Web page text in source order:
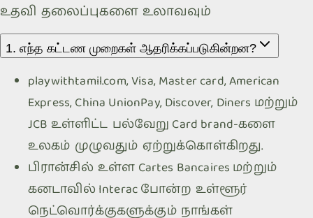
உதவி தலைப்புகளை உலாவவும்
1. எந்த கட்டண முறைகள் ஆதரிக்கப்படுகின்றன?
playwithtamil.com, Visa, Master card, American
Express, China UnionPay, Discover, Diners மற்றும்
JCB உள்ளிட்ட பல்வேறு Card brand-களை
உலகம் முழுவதும் ஏற்றுக்கொள்கிறது.
பிரான்சில் உள்ள Cartes Bancaires மற்றும்
கனடாவில் Interac போன்ற உள்ளூர்
நெட்வொர்க்குகளுக்கும் நாங்கள்